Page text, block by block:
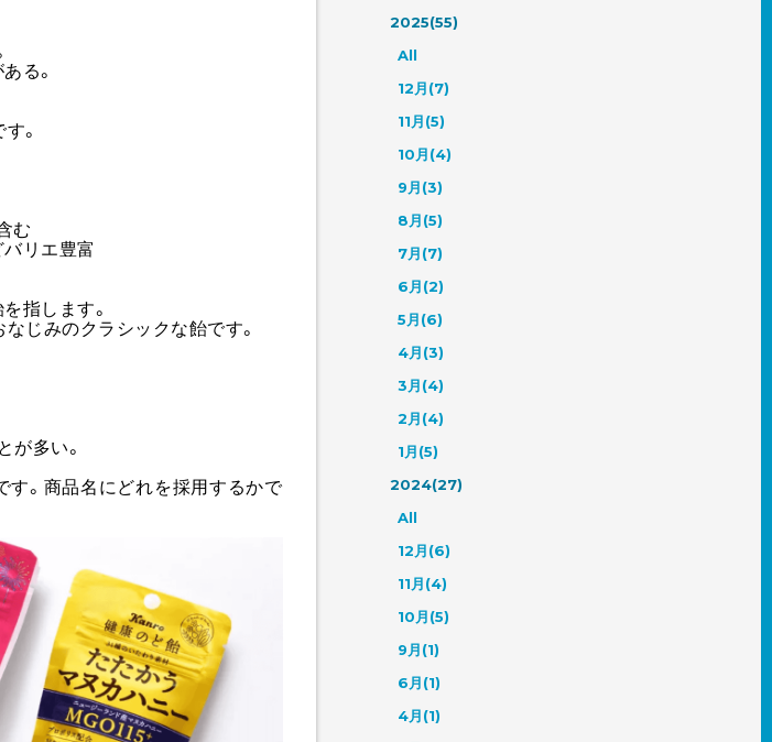
る。
。
む
リエ豊富
指します。
じみのクラシックな飴です。
が多い。
す。商品名にどれを採用するかで
2025(55)
All
12月(7)
11月(5)
10月(4)
9月(3)
8月(5)
7月(7)
6月(2)
5月(6)
4月(3)
3月(4)
2月(4)
1月(5)
2024(27)
All
12月(6)
11月(4)
10月(5)
9月(1)
6月(1)
4月(1)